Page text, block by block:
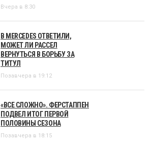
Вчера в 8:30
В MERCEDES ОТВЕТИЛИ,
МОЖЕТ ЛИ РАССЕЛ
ВЕРНУТЬСЯ В БОРЬБУ ЗА
ТИТУЛ
Позавчера в 19:12
«ВСЕ СЛОЖНО». ФЕРСТАППЕН
ПОДВЕЛ ИТОГ ПЕРВОЙ
ПОЛОВИНЫ СЕЗОНА
Позавчера в 18:15